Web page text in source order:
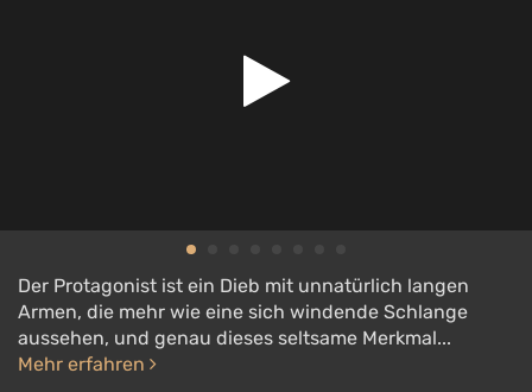
Der Protagonist ist ein Dieb mit unnatürlich langen
Armen, die mehr wie eine sich windende Schlange
aussehen, und genau dieses seltsame Merkmal...
Mehr erfahren